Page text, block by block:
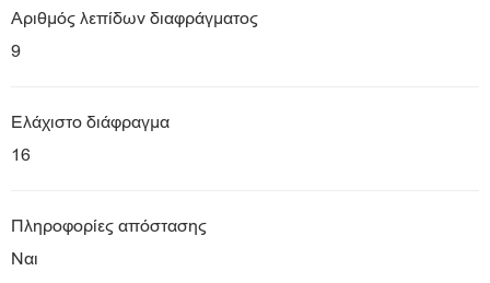
Αριθμός λεπίδων διαφράγματος
9
Ελάχιστο διάφραγμα
16
Πληροφορίες απόστασης
Ναι